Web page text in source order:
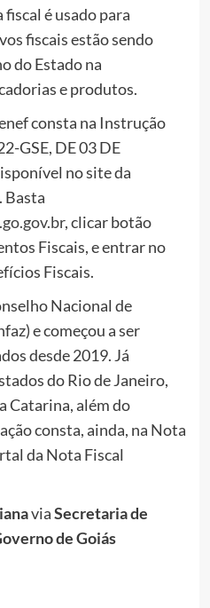
é usado para
fiscais estão sendo
do Estado na
e produtos.
consta na Instrução
GSE, DE 03 DE
no site da
Basta
, clicar botão
Fiscais, e entrar no
Fiscais.
Nacional de
e começou a ser
desde 2019. Já
do Rio de Janeiro,
Catarina, além do
consta, ainda, na Nota
da Nota Fiscal
viaSecretaria de
de Goiás